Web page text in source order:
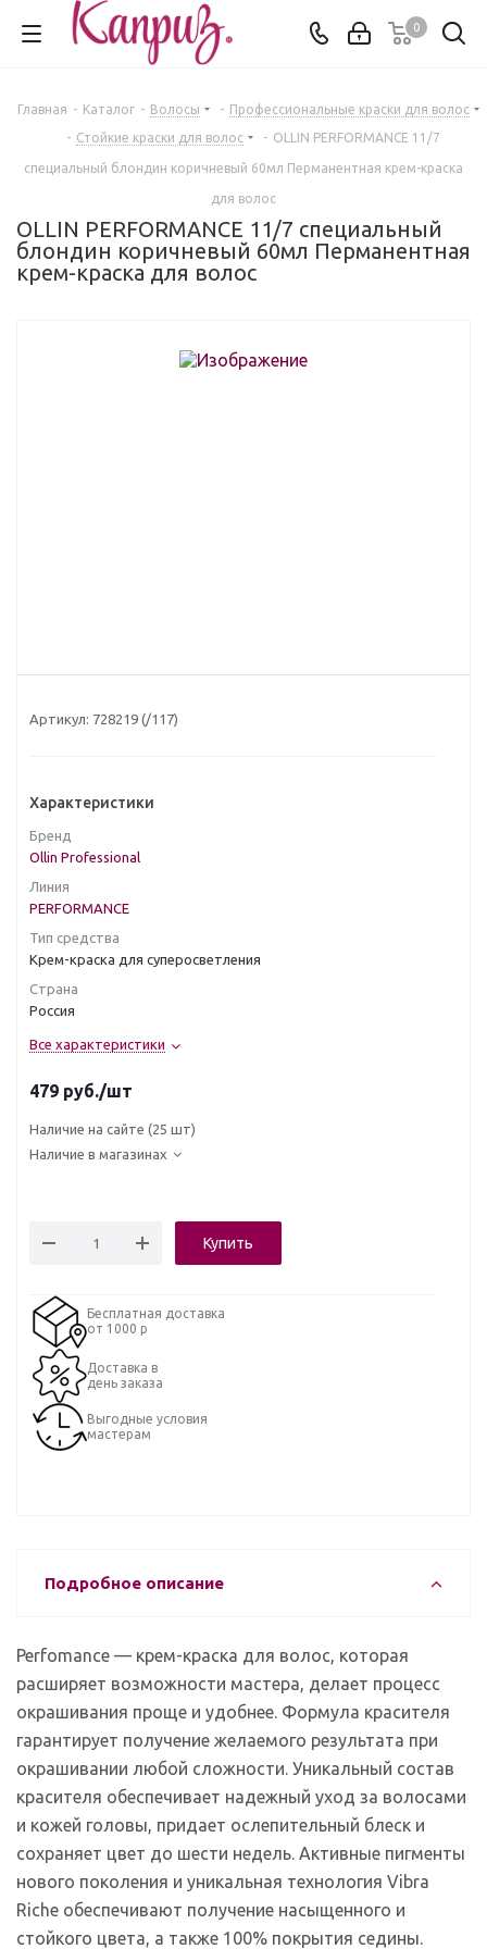
0
Главная - Каталог - Волосы - Профессиональные краски для волос
- Стойкие краски для волос - OLLIN PERFORMANCE 11/7
специальный блондин коричневый 60мл Перманентная крем-краска
для волос
OLLIN PERFORMANCE 11/7 специальный
блондин коричневый 60мл Перманентная
крем-краска для волос
Артикул: 728219 (/117)
Характеристики
Бренд
Ollin Professional
Линия
PERFORMANCE
Тип средства
Крем-краска для суперосветления
Страна
Россия
Все характеристики
479 руб./шт
Наличие на сайте (25 шт)
Наличие в магазинах
Купить
Бесплатная доставка
от 1000 р
Доставка в
день заказа
Выгодные условия
мастерам
Подробное описание
Perfomance — крем-краска для волос, которая
расширяет возможности мастера, делает процесс
окрашивания проще и удобнее. Формула красителя
гарантирует получение желаемого результата при
окрашивании любой сложности. Уникальный состав
красителя обеспечивает надежный уход за волосами
и кожей головы, придает ослепительный блеск и
сохраняет цвет до шести недель. Активные пигменты
нового поколения и уникальная технология Vibra
Riche обеспечивают получение насыщенного и
стойкого цвета, а также 100% покрытия седины.